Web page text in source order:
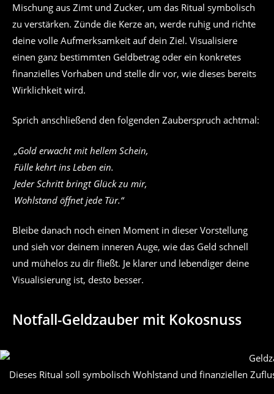
Mischung aus Zimt und Zucker, um das Ritual symbolisch
zu verstärken. Zünde die Kerze an, werde ruhig und richte
deine volle Aufmerksamkeit auf dein Ziel. Visualisiere
einen ganz bestimmten Geldbetrag oder ein konkretes
finanzielles Vorhaben und stelle dir vor, wie dieses bereits
Wirklichkeit wird.
Sprich anschließend den folgenden Zauberspruch achtmal:
„Gold erwacht mit hellem Schein,
Fülle kehrt ins Leben ein.
Jeder Schritt bringt Glück zu mir,
Wohlstand öffnet jede Tür.“
Bleibe danach noch einen Moment in dieser Vorstellung
und sieh vor deinem inneren Auge, wie das Geld schnell
und mühelos zu dir fließt. Je klarer und lebendiger deine
Visualisierung ist, desto besser.
Notfall-Geldzauber mit Kokosnuss
Dieses Ritual soll symbolisch Wohlstand und finanziellen